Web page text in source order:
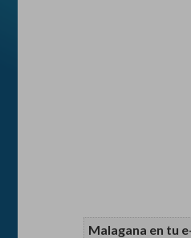
Malagana en tu